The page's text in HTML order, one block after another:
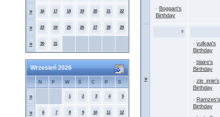
» 16 17 18 19 20 21 22
» 23 24 25 26 27 28 29
» 30 31
Wrzesień 2026
N P W Ś C P S
» 1 2 3 4 5
» 6 7 8 9 10 11 12
· Boggart's
Birthday
»
9
· yulkaa's
Birthday
· blaire's
Birthday
· zle_imie's
Birthday
· Ramzes's
Birthday